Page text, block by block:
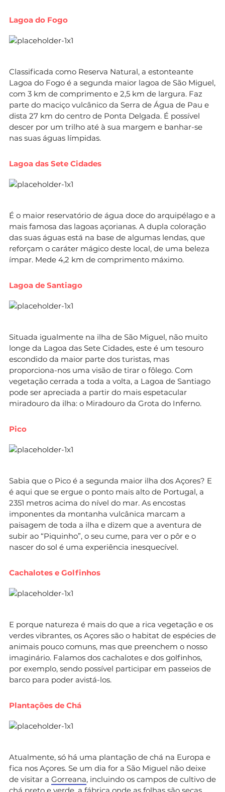
Lagoa do Fogo
Classificada como Reserva Natural, a estonteante
Lagoa do Fogo é a segunda maior lagoa de São Miguel,
com 3 km de comprimento e 2,5 km de largura. Faz
parte do maciço vulcânico da Serra de Água de Pau e
dista 27 km do centro de Ponta Delgada. É possível
descer por um trilho até à sua margem e banhar-se
nas suas águas límpidas.
Lagoa das Sete Cidades
É o maior reservatório de água doce do arquipélago e a
mais famosa das lagoas açorianas. A dupla coloração
das suas águas está na base de algumas lendas, que
reforçam o caráter mágico deste local, de uma beleza
ímpar. Mede 4,2 km de comprimento máximo.
Lagoa de Santiago
Situada igualmente na ilha de São Miguel, não muito
longe da Lagoa das Sete Cidades, este é um tesouro
escondido da maior parte dos turistas, mas
proporciona-nos uma visão de tirar o fôlego. Com
vegetação cerrada a toda a volta, a Lagoa de Santiago
pode ser apreciada a partir do mais espetacular
miradouro da ilha: o Miradouro da Grota do Inferno.
Pico
Sabia que o Pico é a segunda maior ilha dos Açores? E
é aqui que se ergue o ponto mais alto de Portugal, a
2351 metros acima do nível do mar. As encostas
imponentes da montanha vulcânica marcam a
paisagem de toda a ilha e dizem que a aventura de
subir ao “Piquinho”, o seu cume, para ver o pôr e o
nascer do sol é uma experiência inesquecível.
Cachalotes e Golfinhos
E porque natureza é mais do que a rica vegetação e os
verdes vibrantes, os Açores são o habitat de espécies de
animais pouco comuns, mas que preenchem o nosso
imaginário. Falamos dos cachalotes e dos golfinhos,
por exemplo, sendo possível participar em passeios de
barco para poder avistá-los.
Plantações de Chá
Atualmente, só há uma plantação de chá na Europa e
fica nos Açores. Se um dia for a São Miguel não deixe
de visitar a Gorreana, incluindo os campos de cultivo de